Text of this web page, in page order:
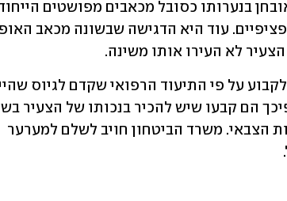
לא העירו אותו משינה.